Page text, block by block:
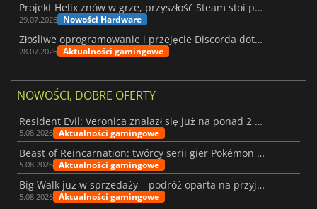
Projekt Helix znów w grze, przyszłość Steam stoi pod znakiem zapytania
29.07.2026 Nowości Hardware
Złośliwe oprogramowanie i przejęcie Discorda dotknęły Meccha Chameleon
28.07.2026 Aktualności gamingowe
NOWOŚCI, DOBRE OFERTY
Resident Evil: Veronica znalazł się już na ponad 2 milionach list życzeń
5.08.2026 Aktualności gamingowe
Beast of Reincarnation: twórcy serii gier Pokémon wkraczają na nową ścieżkę
5.08.2026 Aktualności gamingowe
Big Walk już w sprzedaży – podróż oparta na przyjaźni
5.08.2026 Aktualności gamingowe